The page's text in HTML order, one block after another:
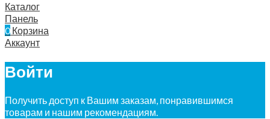
Каталог
Панель
0 Корзина
Аккаунт
Войти
Получить доступ к Вашим заказам, понравившимся
товарам и нашим рекомендациям.